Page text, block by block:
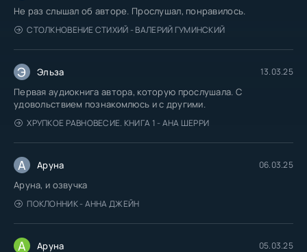
Не раз слышал об авторе. Прослушал, понравилось.
СТОЛКНОВЕНИЕ СТИХИЙ - ВАЛЕРИЙ ГУМИНСКИЙ
Э Эльза 13.03.25
Первая аудиокнига автора, которую прослушала. С
удовольствием познакомлюсь и с другими.
ХРУПКОЕ РАВНОВЕСИЕ. КНИГА 1 - АНА ШЕРРИ
А Аруна 06.03.25
Аруна, и озвучка
ПОКЛОННИК - АННА ДЖЕЙН
А Аруна 05.03.25